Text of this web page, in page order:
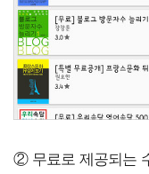
② 무료로 제공되는